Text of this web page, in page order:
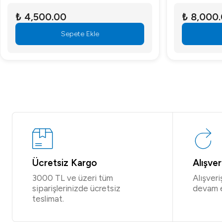
₺ 4,500.00
Sepete Ekle
₺
Ücretsiz Kargo
3000 TL ve üzeri tüm
siparişlerinizde ücretsiz
teslimat.
devam